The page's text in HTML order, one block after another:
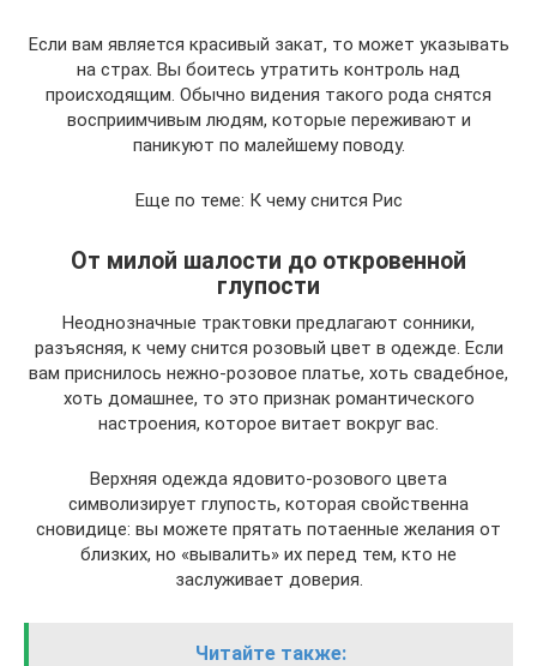
Если вам является красивый закат, то может указывать
на страх. Вы боитесь утратить контроль над
происходящим. Обычно видения такого рода снятся
восприимчивым людям, которые переживают и
паникуют по малейшему поводу.
Еще по теме: К чему снится Рис
От милой шалости до откровенной
глупости
Неоднозначные трактовки предлагают сонники,
разъясняя, к чему снится розовый цвет в одежде. Если
вам приснилось нежно-розовое платье, хоть свадебное,
хоть домашнее, то это признак романтического
настроения, которое витает вокруг вас.
Верхняя одежда ядовито-розового цвета
символизирует глупость, которая свойственна
сновидице: вы можете прятать потаенные желания от
близких, но «вывалить» их перед тем, кто не
заслуживает доверия.
Читайте также: